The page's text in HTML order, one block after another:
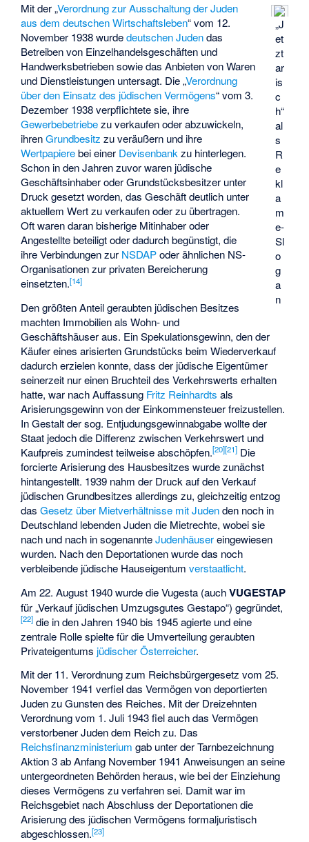
„J
et
zt
ar
is
c
h“
al
s
R
e
kl
a
m
e-
Sl
o
g
a
n
Mit der „Verordnung zur Ausschaltung der Juden
aus dem deutschen Wirtschaftsleben“ vom 12.
November 1938 wurdedeutschen Judendas
Betreiben von Einzelhandelsgeschäften und
Handwerksbetrieben sowie das Anbieten von Waren
und Dienstleistungen untersagt. Die „Verordnung
über den Einsatz des jüdischen Vermögens“ vom 3.
Dezember 1938 verpflichtete sie, ihre
Gewerbebetriebezu verkaufen oder abzuwickeln,
ihrenGrundbesitz zu veräußern und ihre
Wertpapierebei einer Devisenbank zu hinterlegen.
Schon in den Jahren zuvor waren jüdische
Geschäftsinhaber oder Grundstücksbesitzer unter
Druck gesetzt worden, das Geschäft deutlich unter
aktuellem Wert zu verkaufen oder zu übertragen.
Oft waren daran bisherige Mitinhaber oder
Angestellte beteiligt oder dadurch begünstigt, die
ihre Verbindungen zur NSDAPoder ähnlichen NS-
Organisationen zur privaten Bereicherung
einsetzten.[14]
Den größten Anteil geraubten jüdischen Besitzes
machten Immobilien als Wohn- und
Geschäftshäuser aus. Ein Spekulationsgewinn, den der
Käufer eines arisierten Grundstücks beim Wiederverkauf
dadurch erzielen konnte, dass der jüdische Eigentümer
seinerzeit nur einen Bruchteil des Verkehrswerts erhalten
hatte, war nach Auffassung Fritz Reinhardts als
Arisierungsgewinn von der Einkommensteuer freizustellen.
In Gestalt der sog. Entjudungsgewinnabgabewollte der
Staat jedoch die Differenz zwischen Verkehrswert und
Kaufpreis zumindest teilweise abschöpfen.[20][21] Die
forcierte Arisierung des Hausbesitzes wurde zunächst
hintangestellt. 1939 nahm der Druck auf den Verkauf
jüdischen Grundbesitzes allerdings zu, gleichzeitig entzog
dasGesetz über Mietverhältnisse mit Judenden noch in
Deutschland lebenden Juden die Mietrechte, wobei sie
nach und nach in sogenannteJudenhäusereingewiesen
wurden. Nach den Deportationen wurde das noch
verbleibende jüdische Hauseigentumverstaatlicht.
Am 22. August 1940 wurde dieVugesta (auchVUGESTAP
für „Verkauf jüdischen Umzugsgutes Gestapo“) gegründet,
[22] die in den Jahren 1940 bis 1945 agierte und eine
zentrale Rolle spielte für die Umverteilung geraubten
Privateigentums jüdischer Österreicher.
Mit der 11. Verordnung zum Reichsbürgergesetz vom 25.
November 1941 verfiel das Vermögen von deportierten
Juden zu Gunsten des Reiches. Mit der Dreizehnten
Verordnung vom 1. Juli 1943 fiel auch das Vermögen
verstorbener Juden dem Reich zu. Das
Reichsfinanzministerium gab unter der Tarnbezeichnung
Aktion 3ab Anfang November 1941 Anweisungen an seine
untergeordneten Behörden heraus, wie bei der Einziehung
dieses Vermögens zu verfahren sei. Damit war im
Reichsgebiet nach Abschluss der Deportationen die
Arisierung des jüdischen Vermögens formaljuristisch
abgeschlossen.[23]